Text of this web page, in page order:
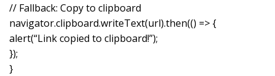
// Fallback: Copy to clipboard
navigator.clipboard.writeText(url).then(() => {
alert(“Link copied to clipboard!”);
});
}